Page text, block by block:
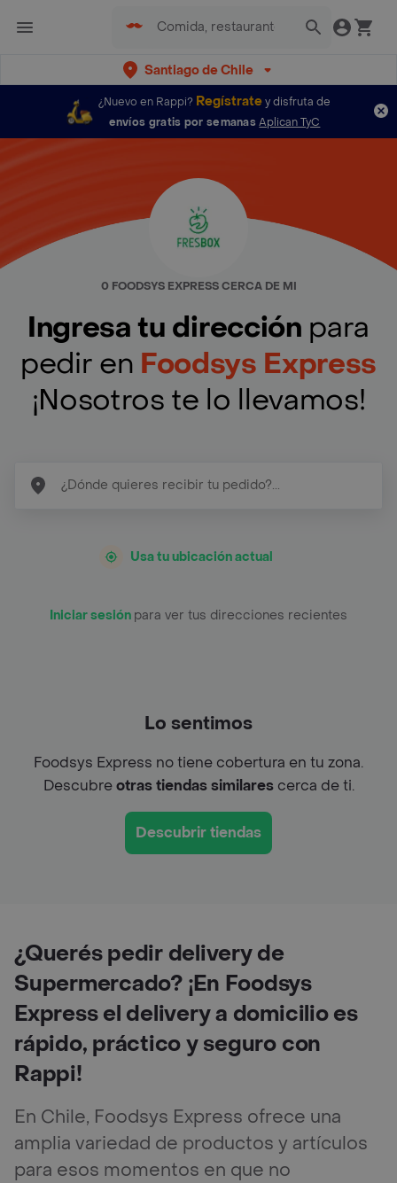
Santiago de Chile
¿Nuevo en Rappi? Regístratey disfruta de
envíos gratis por semanas Aplican TyC
0 FOODSYS EXPRESS CERCA DE MI
Ingresa tu dirección para
pedir en Foodsys Express
¡Nosotros te lo llevamos!
Usa tu ubicación actual
Iniciar sesión para ver tus direcciones recientes
Lo sentimos
Foodsys Express no tiene cobertura en tu zona.
Descubreotras tiendas similarescerca de ti.
Descubrir tiendas
¿Querés pedir delivery de
Supermercado? ¡En Foodsys
Express el delivery a domicilio es
rápido, práctico y seguro con
Rappi!
En Chile, Foodsys Express ofrece una
amplia variedad de productos y artículos
para esos momentos en que no